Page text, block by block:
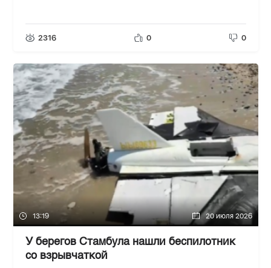
2316 0 0
13:19 20 июля 2026
У берегов Стамбула нашли беспилотник
со взрывчаткой